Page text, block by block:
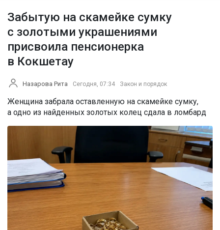
Забытую на скамейке сумку
с золотыми украшениями
присвоила пенсионерка
в Кокшетау
Назарова Рита Сегодня, 07:34 Закон и порядок
Женщина забрала оставленную на скамейке сумку,
а одно из найденных золотых колец сдала в ломбард